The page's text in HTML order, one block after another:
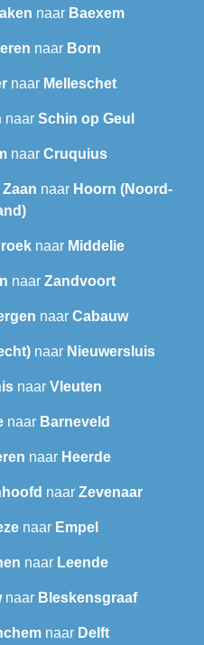
naar Baexem
naar Born
naar Melleschet
naar Schin op Geul
naar Cruquius
naar Hoorn (Noord-
naar Middelie
naar Zandvoort
naar Cabauw
naar Nieuwersluis
naar Vleuten
naar Barneveld
naar Heerde
naar Zevenaar
naar Empel
naar Leende
naar Bleskensgraaf
naar Delft